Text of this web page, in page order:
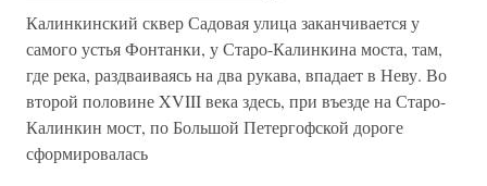
Калинкинский сквер Садовая улица заканчивается у
самого устья Фонтанки, у Старо-Калинкина моста, там,
где река, раздваиваясь на два рукава, впадает в Неву. Во
второй половине XVIII века здесь, при въезде на Старо-
Калинкин мост, по Большой Петергофской дороге
сформировалась